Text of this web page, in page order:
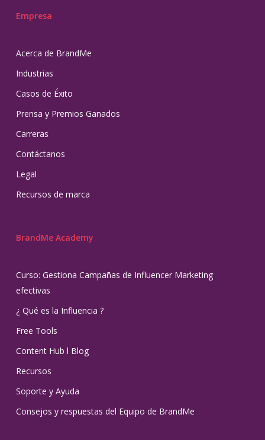
Empresa
Acerca de BrandMe
Industrias
Casos de Éxito
Prensa y Premios Ganados
Carreras
Contáctanos
Legal
Recursos de marca
BrandMe Academy
Curso: Gestiona Campañas de Influencer Marketing
efectivas
¿ Qué es la Influencia ?
Free Tools
Content Hub l Blog
Recursos
Soporte y Ayuda
Consejos y respuestas del Equipo de BrandMe